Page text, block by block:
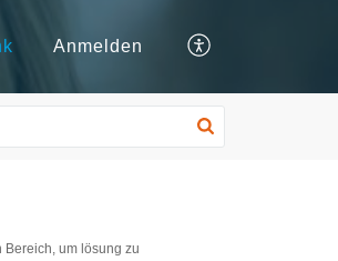
Anmelden
um lösung zu